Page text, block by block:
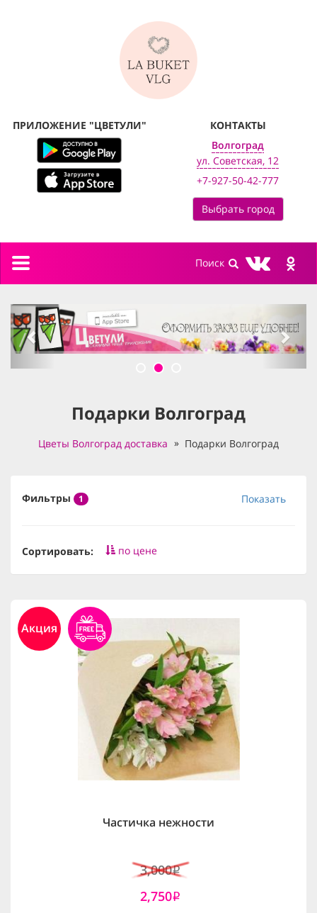
ПРИЛОЖЕНИЕ "ЦВЕТУЛИ"
КОНТАКТЫ
Волгоград
ул. Советская, 12
+7-927-50-42-777
Выбрать город
Toggle
previous
Подарки Волгоград
Цветы Волгоград доставка Подарки Волгоград
Фильтры 1 Показать
Сортировать: по цене
Акция
Частичка нежности
3,000i
2,750i